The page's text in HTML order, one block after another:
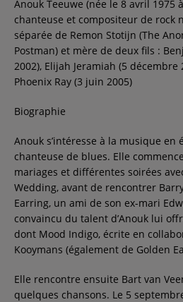
Recherche d'un titre
Anouk Teeuwe (née le 8 avril 1975
chanteuse et compositeur de rock
séparée de Remon Stotijn (The
Postman) et mère de deux fils :
2002), Elijah Jeramiah (5
Phoenix Ray (3 juin 2005)
Biographie
Anouk s’intéresse à la musique en
chanteuse de blues. Elle
mariages et différentes soirées
Wedding, avant de rencontrer
Earring, un ami de son ex-mari
convaincu du talent d’Anouk lui
dont Mood Indigo, écrite en
Kooymans (également de Golden
Elle rencontre ensuite Bart van
quelques chansons. Le 5